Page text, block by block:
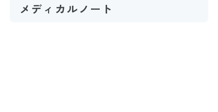
メディカルノート